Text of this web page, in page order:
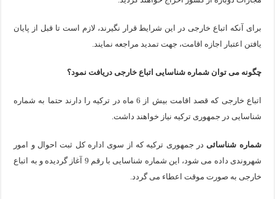
برای آنکه اتباع خارجی در این شرایط قرار نگیرند، لازم است تا قبل از پایان
یافتن اعتبار اجازه اقامت، جهت تمدید مراجعه نمایند.
چگونه می توان شماره شناسایی اتباع خارجی دریافت نمود؟
اتباع خارجی که قصد اقامت بیش از 6 ماه در ترکیه را دارند حتما به شماره
شناسایی در جمهوری ترکیه نیاز خواهند داشت.
شماره شناسائیدر جمهوری ترکیه که از سوی اداره کل ثبت احوال و امور
شهروندی داده می شود، این شماره شناسایی با رقم 9 آغاز گردیده و به اتباع
خارجی به صورت موقت اعطاء می گردد.